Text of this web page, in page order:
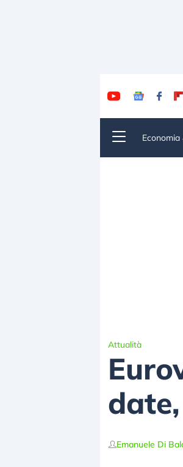
Economia
Attualità
Emanuele Di